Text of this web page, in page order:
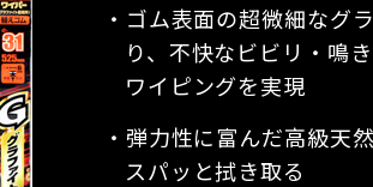
・ゴム表面の超微細なグ
り、不快なビビリ・鳴
ワイピングを実現
・弾力性に富んだ高級天
スパッと拭き取る